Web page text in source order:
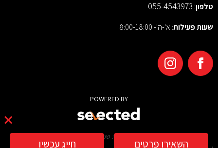
השאירו פרטים חייג עכשיו
טלפון:
055-4543973
שעות פעילות: א'-ה'- 8:00-18:00
POWERED BY